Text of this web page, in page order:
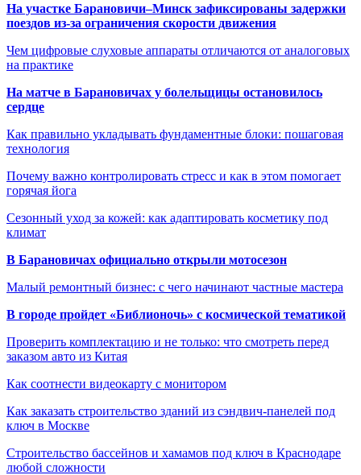
На участке Барановичи–Минск зафиксированы задержки
поездов из-за ограничения скорости движения
Чем цифровые слуховые аппараты отличаются от аналоговых
на практике
На матче в Барановичах у болельщицы остановилось
сердце
Как правильно укладывать фундаментные блоки: пошаговая
технология
Почему важно контролировать стресс и как в этом помогает
горячая йога
Сезонный уход за кожей: как адаптировать косметику под
климат
В Барановичах официально открыли мотосезон
Малый ремонтный бизнес: с чего начинают частные мастера
В городе пройдет «Библионочь» с космической тематикой
Проверить комплектацию и не только: что смотреть перед
заказом авто из Китая
Как соотнести видеокарту с монитором
Как заказать строительство зданий из сэндвич-панелей под
ключ в Москве
Строительство бассейнов и хамамов под ключ в Краснодаре
любой сложности